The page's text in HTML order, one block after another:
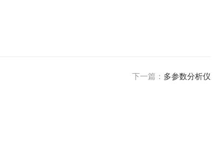
下一篇： 多参数分析仪